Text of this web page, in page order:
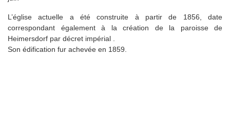
L’église actuelle a été construite à partir de 1856, date
correspondant également à la création de la paroisse de
Heimersdorf par décret impérial .
Son édification fur achevée en 1859.